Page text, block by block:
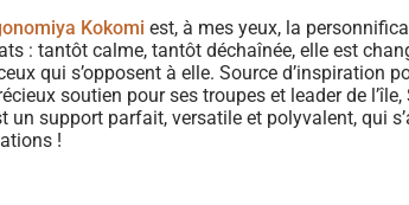
Kokomi est, à mes yeux, la
: tantôt calme, tantôt déchaînée, elle est
qui s’opposent à elle. Source d’inspiration
soutien pour ses troupes et leader de l’île,
un support parfait, versatile et polyvalent, qui
!